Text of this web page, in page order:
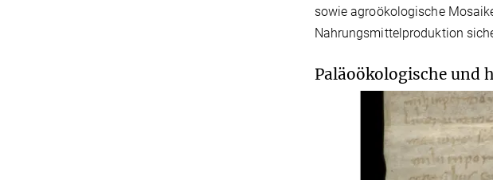
sowie agroökologische
Nahrungsmittelproduktion
Paläoökologische und